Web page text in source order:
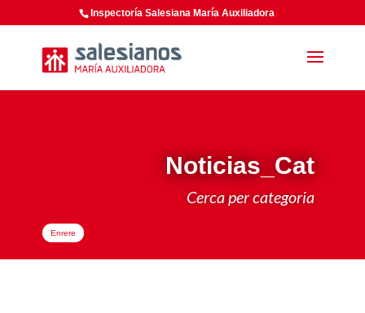
Inspectoría Salesiana María Auxiliadora
Noticias_Cat
Cerca per categoria
Enrere